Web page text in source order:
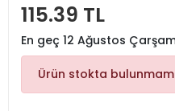
115.39 TL
En geç 12 Ağustos
Ürün stokta